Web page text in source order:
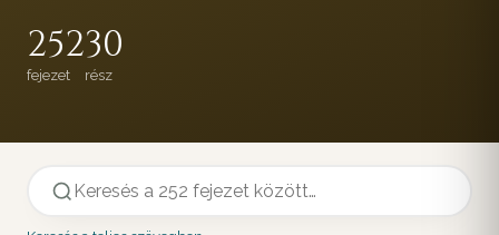
252
fejezet
30
rész